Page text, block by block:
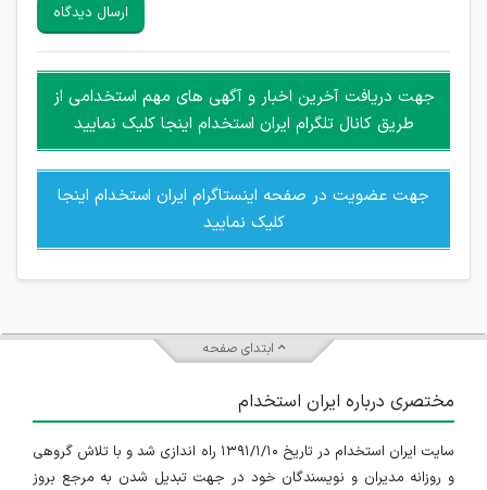
هرگونه تحریک، تحقیر و کنایه به سایر افراد (مسئول و غیر مسئول)
غیر مجاز می باشد.
امکان هماهنگی برای هرگونه ملاقات حضوری چه به صورت دسته
جمعی و چه فردی توسط کاربران سایت وجود ندارد.
ارسال دیدگاه
جهت دریافت آخرین اخبار و آگهی های مهم استخدامی از
طریق کانال تلگرام ایران استخدام اینجا کلیک نمایید
جهت عضویت در صفحه اینستاگرام ایران استخدام اینجا
کلیک نمایید
ابتدای صفحه
مختصری درباره ایران استخدام
سایت ایران استخدام در تاریخ ۱۳۹۱/۱/۱۰ راه اندازی شد و با تلاش گروهی
و روزانه مدیران و نویسندگان خود در جهت تبدیل شدن به مرجع بروز